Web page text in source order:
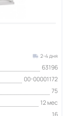
2-4 дня
63196
00-00001172
75
12 мес
16